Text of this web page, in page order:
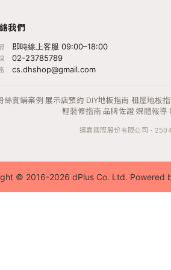
我們
即時線上客服 09:00–18:00
02-23785789
cs.dhshop@gmail.com
絲實鋪案例 ·展示店預約·DIY地板指南 ·租屋地板
輕裝修指南·品牌佐證·媒體報導·
運嘉國際股份有限公司 ·
© 2016-2026 dPlus Co. Ltd. Powered